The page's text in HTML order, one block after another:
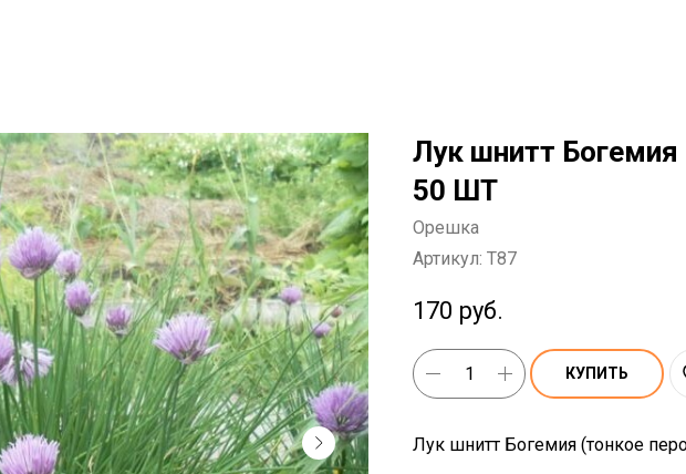
Лук шнитт
50 ШТ
Орешка
Артикул: T87
170 руб.
КУПИТЬ
Лук шнитт Богемия (тонкое